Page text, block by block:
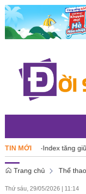
TIN MỚI
VN-Index tăng giữa
Trang chủ Thể thao
Thứ sáu, 29/05/2026 | 11:14